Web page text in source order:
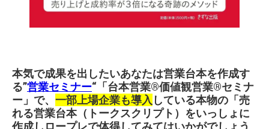
本気で成果を出したいあなたは営業台本を作成す
る”営業セミナー“「台本営業®︎価値観営業®︎セミナ
ー」で、 一部上場企業も導入 している本物の「売
れる営業台本（トークスクリプト）をいっしょに
作成しロープレで体得してみてはいかがでしょう